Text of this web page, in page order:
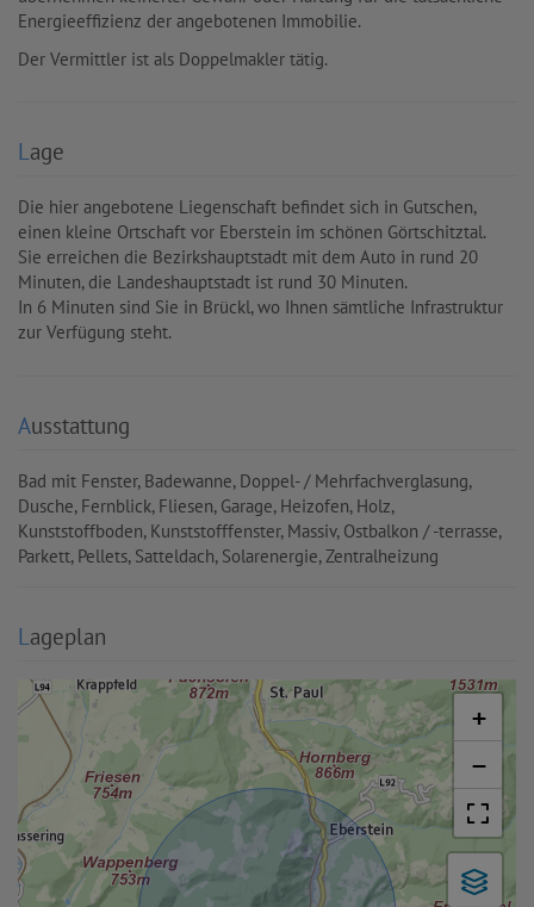
Energieeffizienz der angebotenen Immobilie.
Der Vermittler ist als Doppelmakler tätig.
Lage
Die hier angebotene Liegenschaft befindet sich in Gutschen,
einen kleine Ortschaft vor Eberstein im schönen Görtschitztal.
Sie erreichen die Bezirkshauptstadt mit dem Auto in rund 20
Minuten, die Landeshauptstadt ist rund 30 Minuten.
In 6 Minuten sind Sie in Brückl, wo Ihnen sämtliche Infrastruktur
zur Verfügung steht.
Ausstattung
Bad mit Fenster Badewanne Doppel- / Mehrfachverglasung
Dusche Fernblick Fliesen Garage Heizofen Holz
Kunststoffboden Kunststofffenster Massiv Ostbalkon / -terrasse
Parkett Pellets Satteldach Solarenergie Zentralheizung
Lageplan
+
−